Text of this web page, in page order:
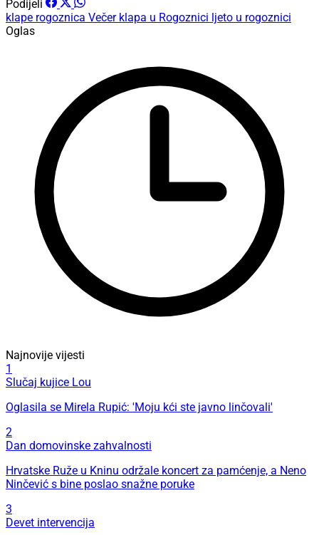
Podijeli
klape rogoznica Večer klapa u Rogoznici ljeto u rogoznici
Oglas
Najnovije vijesti
1
Slučaj kujice Lou
Oglasila se Mirela Rupić: 'Moju kći ste javno linčovali'
2
Dan domovinske zahvalnosti
Hrvatske Ruže u Kninu održale koncert za pamćenje, a Neno
Ninčević s bine poslao snažne poruke
3
Devet intervencija